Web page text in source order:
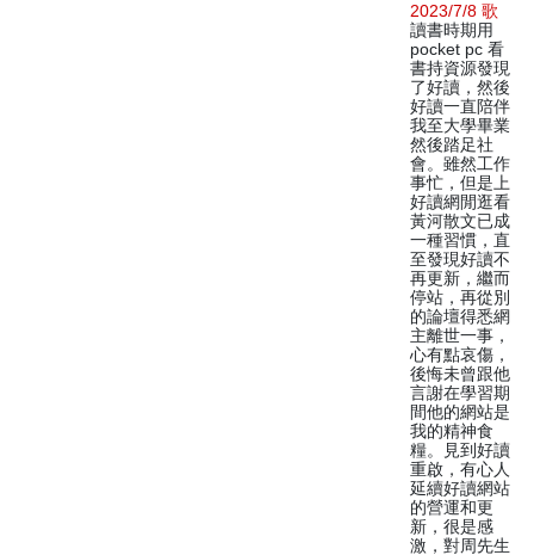
2023/7/8 歌
讀書時期用
pocket pc 看
書持資源發現
了好讀，然後
好讀一直陪伴
我至大學畢業
然後踏足社
會。雖然工作
事忙，但是上
好讀網閒逛看
黃河散文已成
一種習慣，直
至發現好讀不
再更新，繼而
停站，再從別
的論壇得悉網
主離世一事，
心有點哀傷，
後悔未曾跟他
言謝在學習期
間他的網站是
我的精神食
糧。見到好讀
重啟，有心人
延續好讀網站
的營運和更
新，很是感
激，對周先生